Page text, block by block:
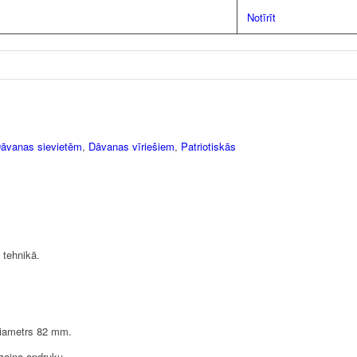
Notīrīt
sievietēm, Dāvanas vīriešiem, Patriotiskās
82 mm.